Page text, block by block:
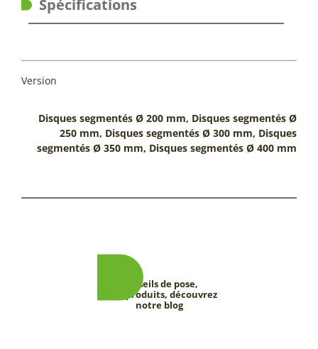
Spécifications
Version
Disques segmentés Ø 200 mm, Disques segmentés Ø
250 mm, Disques segmentés Ø 300 mm, Disques
segmentés Ø 350 mm, Disques segmentés Ø 400 mm
Conseils de pose,
tests produits, découvrez
notre blog